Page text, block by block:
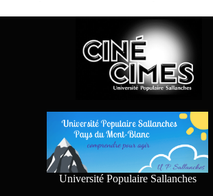
Université Populaire Sallanches